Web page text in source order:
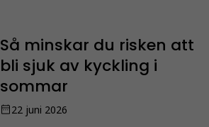
Så minskar du risken att
bli sjuk av kyckling i
sommar
22 juni 2026